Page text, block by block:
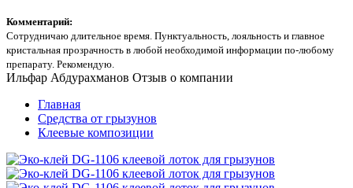
Комментарий:
Сотрудничаю длительное время. Пунктуальность, лояльность и главное
кристальная прозрачность в любой необходимой информации по-любому
препарату. Рекомендую.
Ильфар Абдурахманов Отзыв о компании
Главная
Средства от грызунов
Клеевые композиции